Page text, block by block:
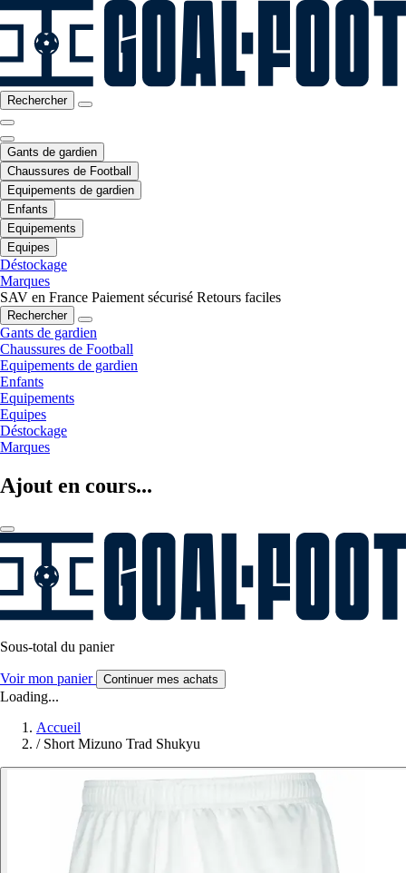
Rechercher
Gants de gardien
Chaussures de Football
Equipements de gardien
Enfants
Equipements
Equipes
Déstockage
Marques
SAV en France Paiement sécurisé Retours faciles
Rechercher
Gants de gardien
Chaussures de Football
Equipements de gardien
Enfants
Equipements
Equipes
Déstockage
Marques
Ajout en cours...
Sous-total du panier
Voir mon panier Continuer mes achats
Loading...
Accueil
/ Short Mizuno Trad Shukyu